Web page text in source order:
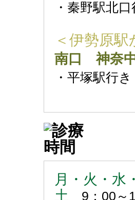
・秦野駅北
＜伊勢原駅
南口 神奈
・平塚駅行
月・火・水
土
9：00～